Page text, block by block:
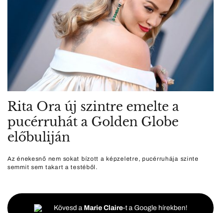
Rita Ora új szintre emelte a
pucérruhát a Golden Globe
előbuliján
Az énekesnő nem sokat bízott a képzeletre, pucérruhája szinte
semmit sem takart a testéből.
Kövesd a Marie Claire-t a Google hírekben!